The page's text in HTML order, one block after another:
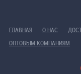
ГЛАВНАЯ О НАС
ОПТОВЫМ КОМПАНИЯМ